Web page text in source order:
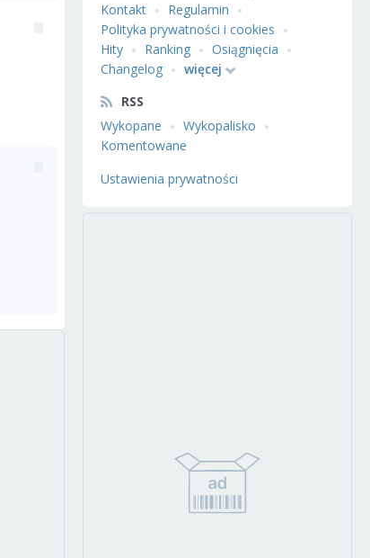
Kontakt
Regulamin
Polityka prywatności i cookies
Hity
Ranking
Osiągnięcia
Changelog
więcej
RSS
Wykopane
Wykopalisko
Komentowane
Ustawienia prywatności